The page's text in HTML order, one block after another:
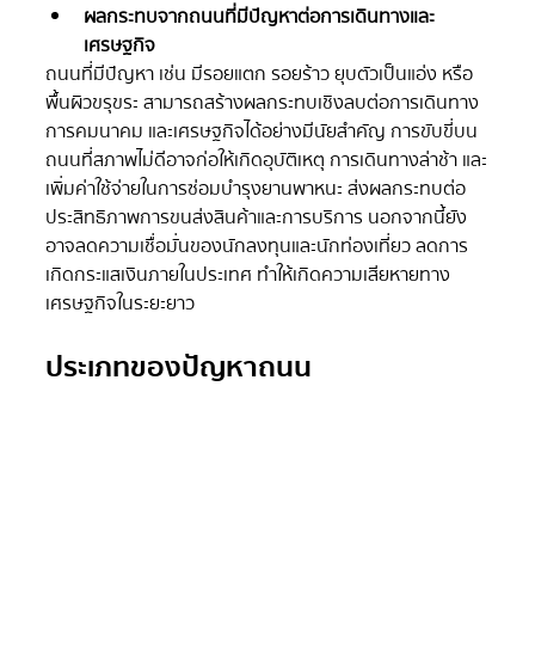
ผลกระทบจากถนนที่มีปัญหาต่อการเดินทางและ
เศรษฐกิจ
ถนนที่มีปัญหา เช่น มีรอยแตก รอยร้าว ยุบตัวเป็นแอ่ง หรือ
พื้นผิวขรุขระ สามารถสร้างผลกระทบเชิงลบต่อการเดินทาง
การคมนาคม และเศรษฐกิจได้อย่างมีนัยสำคัญ การขับขี่บน
ถนนที่สภาพไม่ดีอาจก่อให้เกิดอุบัติเหตุ การเดินทางล่าช้า และ
เพิ่มค่าใช้จ่ายในการซ่อมบำรุงยานพาหนะ  ส่งผลกระทบต่อ
ประสิทธิภาพการขนส่งสินค้าและการบริการ นอกจากนี้ยัง
อาจลดความเชื่อมั่นของนักลงทุนและนักท่องเที่ยว ลดการ
เกิดกระแสเงินภายในประเทศ ทำให้เกิดความเสียหายทาง
เศรษฐกิจในระยะยาว
ประเภทของปัญหาถนน